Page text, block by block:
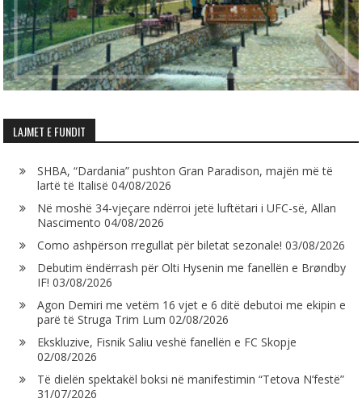
LAJMET E FUNDIT
SHBA, “Dardania” pushton Gran Paradison, majën më të
lartë të Italisë 04/08/2026
Në moshë 34-vjeçare ndërroi jetë luftëtari i UFC-së, Allan
Nascimento 04/08/2026
Como ashpërson rregullat për biletat sezonale! 03/08/2026
Debutim ëndërrash për Olti Hysenin me fanellën e Brøndby
IF! 03/08/2026
Agon Demiri me vetëm 16 vjet e 6 ditë debutoi me ekipin e
parë të Struga Trim Lum 02/08/2026
Ekskluzive, Fisnik Saliu veshë fanellën e FC Skopje
02/08/2026
Të dielën spektakël boksi në manifestimin “Tetova N’festë”
31/07/2026